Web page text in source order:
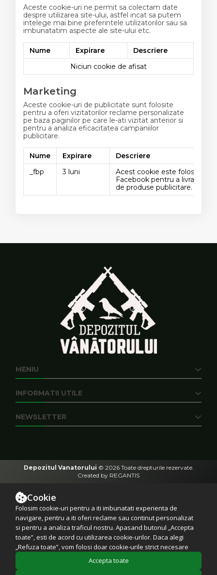
Cookie
Folosim cookie-uri pentru a iti imbunatati experienta de
navigare, pentru a iti oferi reclame sau continut personalizat
si pentru a analiza traficul nostru. Apasand butonul „Accepta
toate”, esti de acord cu utilizarea cookie-urilor. Daca alegi
„Refuza toate”, vom folosi doar cookie-urile strict necesare
pentru functionarea site-ului. Poti modifica preferintele
legate de cookie-uri apasand pe „Administreaza
Accepta toate
Aceste cookie-uri ne permit sa colectam date
despre utilizarea site-ului, astfel incat sa putem
intelege mai bine preferintele utilizatorilor sau sa
imbunatatim aspecte ale site-ului etc.
Nume Expirare
Descriere
Niciun cookie de afisat
Marketing
Aceste cookie-uri de publicitate sunt folosite
pentru a oferi vizitatorilor reclame personalizate
pe baza paginilor pe care le-ati vizitat anterior si
pentru a analiza eficacitatea campaniilor
publicitare.
Nume Expirare
Descriere
_fbp
3 luni
Acest cookie este folosit de
Facebook pentru a livra o
de produse publicitare.
MENIU
INFORMATII UTILE
NEWSLETTER
Depozitul Vanatorului © 2026 Toate drepturile rezervate.
Created by REGANTIS